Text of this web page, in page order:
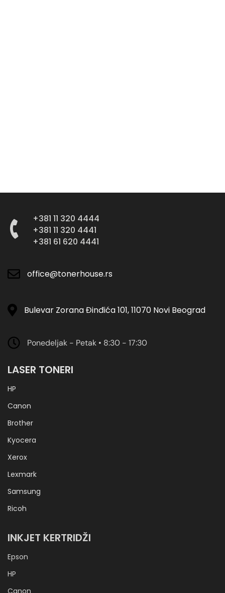
+381 11 320 4444
+381 11 320 4441
+381 61 620 4441
office@tonerhouse.rs
Bulevar Zorana Đinđića 101, 11070 Novi Beograd
Ponedeljak - Petak • 8:30 - 17:30
LASER TONERI
HP
Canon
Brother
Kyocera
Xerox
Lexmark
Samsung
Ricoh
INKJET KERTRIDŽI
Epson
HP
Canon